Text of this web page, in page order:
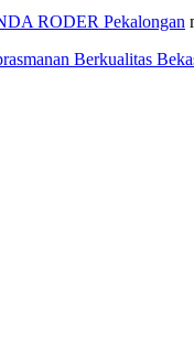
RODER Pekalongan
Berkualitas